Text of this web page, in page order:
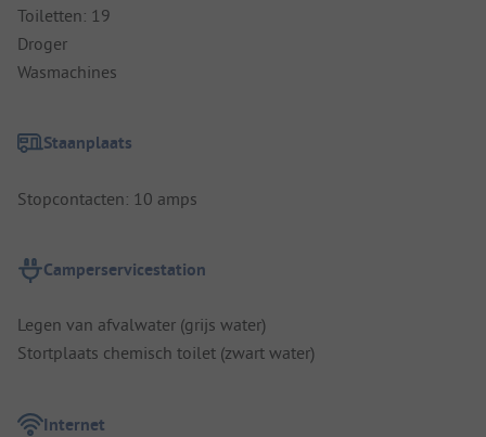
Toiletten: 19
Droger
Wasmachines
Staanplaats
Stopcontacten: 10 amps
Camperservicestation
Legen van afvalwater (grijs water)
Stortplaats chemisch toilet (zwart water)
Internet